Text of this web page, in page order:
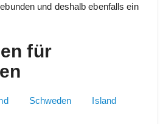
und deshalb ebenfalls ein
für
Schweden Island